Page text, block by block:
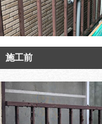
施工前